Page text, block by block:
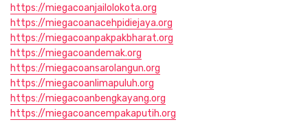
https://miegacoanjailolokota.org
https://miegacoanacehpidiejaya.org
https://miegacoanpakpakbharat.org
https://miegacoandemak.org
https://miegacoansarolangun.org
https://miegacoanlimapuluh.org
https://miegacoanbengkayang.org
https://miegacoancempakaputih.org